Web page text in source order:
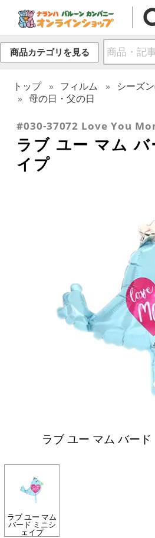
商品カテゴリを見る
トップ フィルム
シーズ
母の日・父の日
#030-37072 Love You
ラブ ユー マム
イプ
ラブ ユー マム バー
ラブ ユー マム
バード ミニシ
ェイプ